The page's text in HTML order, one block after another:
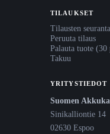
TILAUKSET
Tilausten seuranta
Peruuta tilaus
Palauta tuote
Takuu
YRITYSTIEDOT
Suomen
Sinikalliontie 14
02630 Espoo